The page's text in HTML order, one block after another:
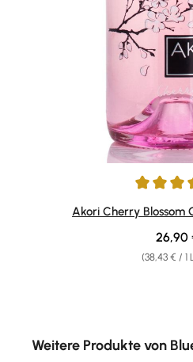
Durchschnittliche Bewertung
Akori Cherry Blossom
(38,43 € / 1
26,90
Weitere Produkte von